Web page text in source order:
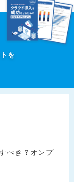
を
べき？オンプ